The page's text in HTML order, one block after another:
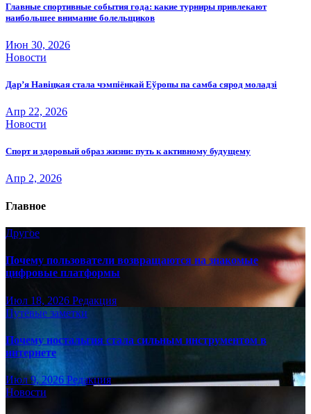
Главные спортивные события года: какие турниры привлекают
наибольшее внимание болельщиков
Июн 30, 2026
Новости
Дар’я Навіцкая стала чэмпіёнкай Еўропы па самба сярод моладзі
Апр 22, 2026
Новости
Спорт и здоровый образ жизни: путь к активному будущему
Апр 2, 2026
Главное
Другое
Почему пользователи возвращаются на знакомые
цифровые платформы
Июл 18, 2026 Редакция
Путёвые заметки
Почему ностальгия стала сильным инструментом в
интернете
Июл 9, 2026 Редакция
Новости